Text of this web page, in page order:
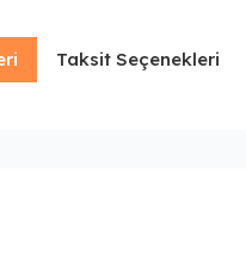
Taksit Seçenekleri